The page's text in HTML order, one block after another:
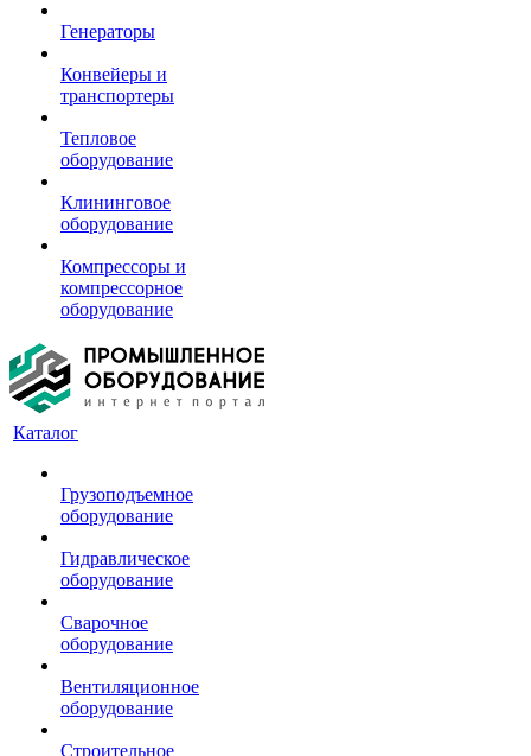
Генераторы
Конвейеры и
транспортеры
Тепловое
оборудование
Клининговое
оборудование
Компрессоры и
компрессорное
оборудование
Каталог
Грузоподъемное
оборудование
Гидравлическое
оборудование
Сварочное
оборудование
Вентиляционное
оборудование
Строительное